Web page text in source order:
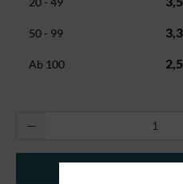
50 - 99
Ab 100
Produkt Anzahl: Gib